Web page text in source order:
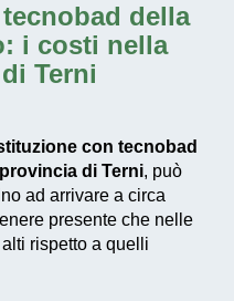
della
i costi nella
Terni
con tecnobad
di Terni, può
ad arrivare a circa
presente che nelle
rispetto a quelli